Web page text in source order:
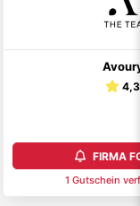
4,3
FIRMA
1 Gutschein